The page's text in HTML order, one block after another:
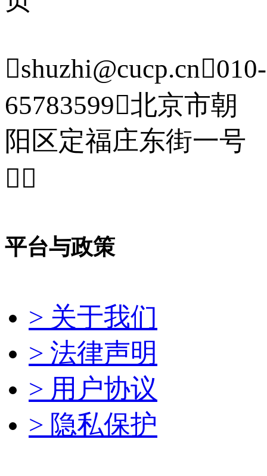
shuzhi@cucp.cn010-
65783599北京市朝
阳区定福庄东街一号

平台与政策
> 关于我们
> 法律声明
> 用户协议
> 隐私保护